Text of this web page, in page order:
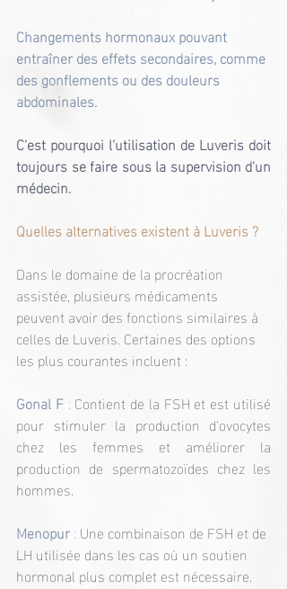
Changements hormonaux pouvant
entraîner des effets secondaires, comme
des gonflements ou des douleurs
abdominales.
C'est pourquoi l'utilisation de Luveris doit
toujours se faire sous la supervision d'un
médecin.
Quelles alternatives existent à Luveris ?
Dans le domaine de la procréation
assistée, plusieurs médicaments
peuvent avoir des fonctions similaires à
celles de Luveris. Certaines des options
les plus courantes incluent :
Gonal F : Contient de la FSH et est utilisé
pour stimuler la production d'ovocytes
chez les femmes et améliorer la
production de spermatozoïdes chez les
hommes.
Menopur : Une combinaison de FSH et de
LH utilisée dans les cas où un soutien
hormonal plus complet est nécessaire.